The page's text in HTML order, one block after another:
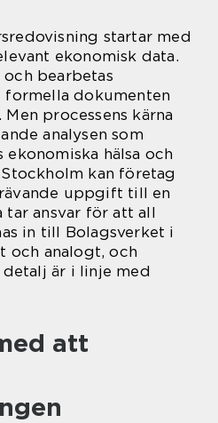
startar med
ekonomisk data.
bearbetas
dokumenten
processens kärna
analysen som
hälsa och
kan företag
uppgift till en
tar ansvar för att all
in till Bolagsverket i
och analogt, och
är i linje med
att